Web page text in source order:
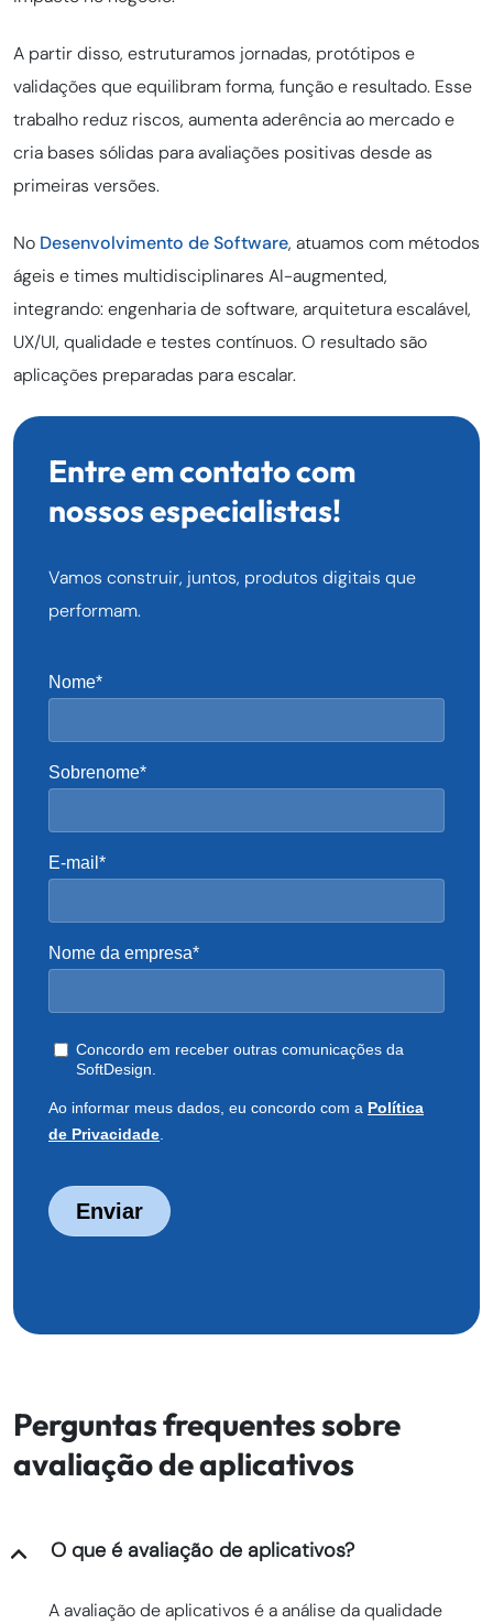
A partir disso, estruturamos jornadas, protótipos e
validações que equilibram forma, função e resultado. Esse
trabalho reduz riscos, aumenta aderência ao mercado e
cria bases sólidas para avaliações positivas desde as
primeiras versões.
No Desenvolvimento de Software, atuamos com métodos
ágeis e times multidisciplinares AI-augmented,
integrando: engenharia de software, arquitetura escalável,
UX/UI, qualidade e testes contínuos. O resultado são
aplicações preparadas para escalar.
Entre em contato com
nossos especialistas!
Vamos construir, juntos, produtos digitais que
performam.
Perguntas frequentes sobre
avaliação de aplicativos
O que é avaliação de aplicativos?
A avaliação de aplicativos é a análise da qualidade